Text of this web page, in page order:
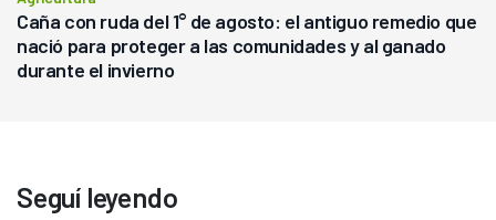
Caña con ruda del 1° de agosto: el antiguo remedio que
nació para proteger a las comunidades y al ganado
durante el invierno
Seguí leyendo